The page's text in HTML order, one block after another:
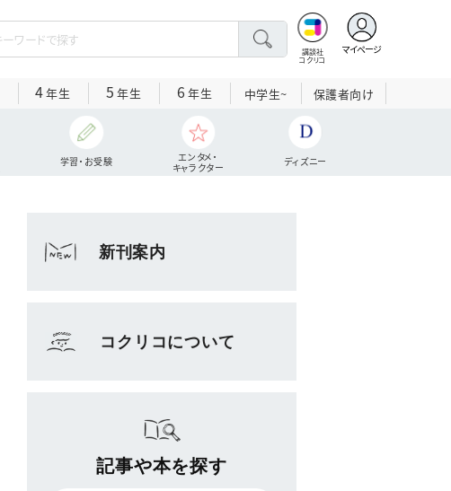
講談社
コクリコ
マイページ
4年生 5 年生 6 年生 中学生~ 保護者向け
学習・お受験
エンタメ・
キャラクター
ディズニー
新刊案内
コクリコについて
記事や本を探す